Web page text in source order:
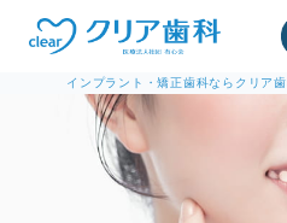
インプラント・矯正歯科ならクリア